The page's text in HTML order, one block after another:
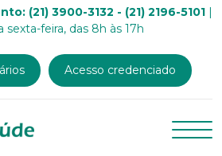
(21) 3900-3132 - (21) 2196-5101 |
sexta-feira, das 8h às 17h
Acesso credenciado